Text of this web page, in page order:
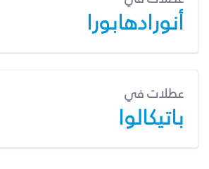
أنورادهابورا
عطلات في
باتيكالوا